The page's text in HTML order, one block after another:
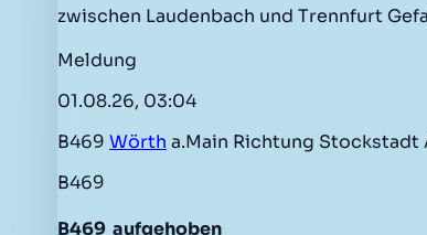
zwischen Laudenbach und Trennfurt
Meldung
01.08.26, 03:04
B469 Wörth a.Main Richtung Stockstadt
B469
B469 aufgehoben